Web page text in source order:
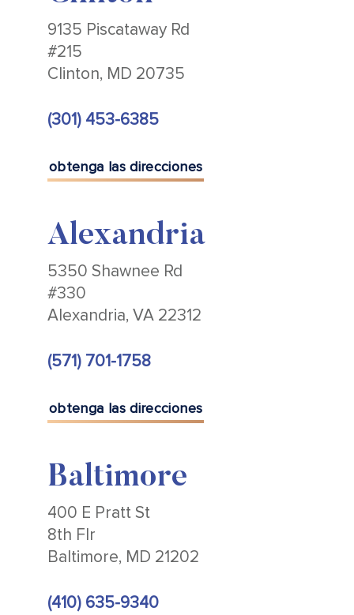
9135 Piscataway Rd
#215
Clinton, MD 20735
(301) 453-6385
obtenga las direcciones
Alexandria
5350 Shawnee Rd
#330
Alexandria, VA 22312
(571) 701-1758
obtenga las direcciones
Baltimore
400 E Pratt St
8th Flr
Baltimore, MD 21202
(410) 635-9340